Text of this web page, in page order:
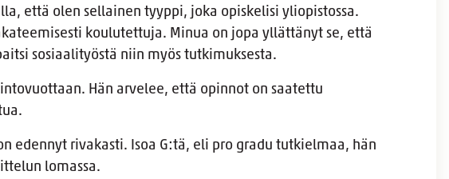
että olen sellainen tyyppi, joka opiskelisi yliopistossa.
koulutettuja. Minua on jopa yllättänyt se, että
sosiaalityöstä niin myös tutkimuksesta.
Hän arvelee, että opinnot on saatettu
edennyt rivakasti. Isoa G:tä, eli pro gradu tutkielmaa, hän
lomassa.